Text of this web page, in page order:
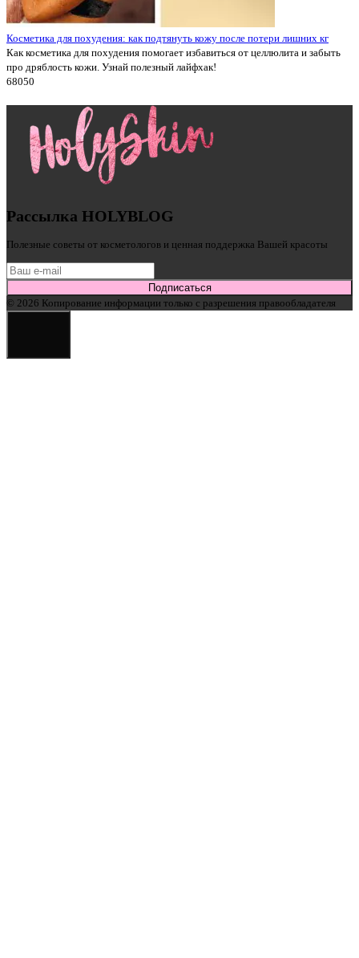
Косметика для похудения: как подтянуть кожу после потери лишних кг
Как косметика для похудения помогает избавиться от целлюлита и забыть
про дряблость кожи. Узнай полезный лайфхак!
68050
Рассылка HOLYBLOG
Полезные советы от косметологов и ценная поддержка Вашей красоты
Подписаться
© 2026 Копирование информации только с разрешения правообладателя